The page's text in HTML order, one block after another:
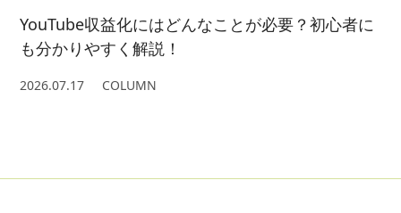
YouTube収益化にはどんなことが必要？初心者に
も分かりやすく解説！
2026.07.17 COLUMN